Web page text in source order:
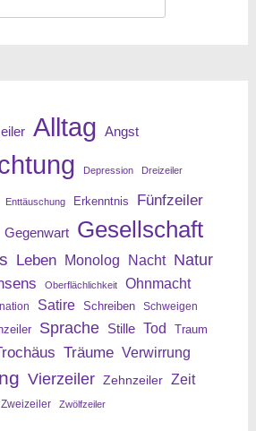
Alltag Angst
Depression Dreizeiler
Enttäuschung Erkenntnis Fünfzeiler
Gegenwart Gesellschaft
Leben Monolog Nacht Natur
Oberflächlichkeit
Ohnmacht
Satire Schreiben Schweigen
Sprache Stille Tod Traum
Träume Verwirrung
Vierzeiler Zehnzeiler Zeit
Zweizeiler Zwölfzeiler